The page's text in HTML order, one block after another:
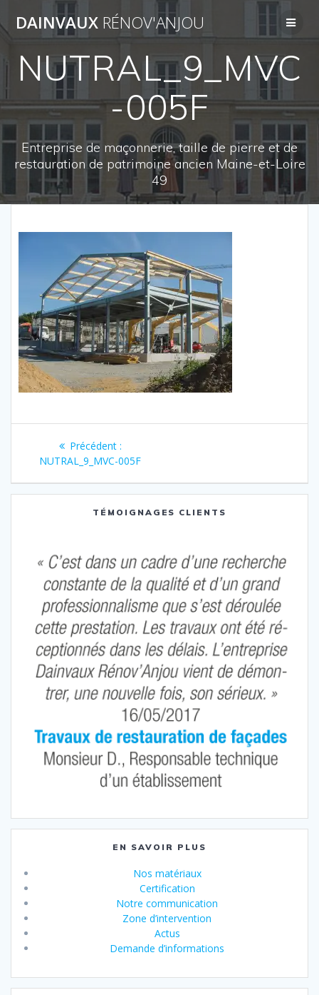
Passer
au
contenu
DAINVAUX RÉNOV'ANJOU
NUTRAL_9_MVC
-005F
Entreprise de maçonnerie, taille de pierre et de
restauration de patrimoine ancien Maine-et-Loire
49
Navigation
de
l’article
Précédent :Article
précédent
NUTRAL_9_MVC-005F
TÉMOIGNAGES CLIENTS
EN SAVOIR PLUS
Nos matériaux
Certification
Notre communication
Zone d’intervention
Actus
Demande d’informations